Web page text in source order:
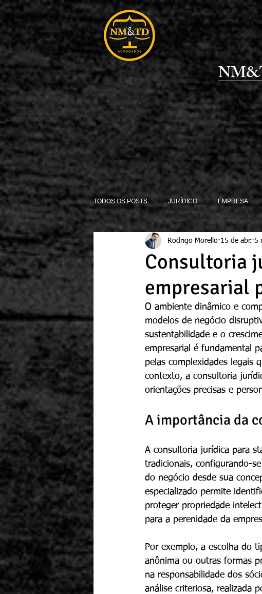
TODOS OS POSTS JURÍDICO EMPRESA
Consultoria
empresarial
Rodrigo Morello 15 de abr. 5
O ambiente dinâmico e
modelos de negócio
sustentabilidade e o
empresarial é fundamental
pelas complexidades legais
contexto, a consultoria
orientações precisas e
A importância da
A consultoria jurídica para
tradicionais, configurando-
do negócio desde sua
especializado permite
proteger propriedade
para a perenidade da
Por exemplo, a escolha do
anônima ou outras formas
na responsabilidade dos
análise criteriosa, realizada